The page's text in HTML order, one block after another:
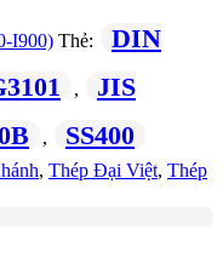
I900) Thẻ:
DIN
,
JIS
, SS400
, Thép Đại Việt, Thép